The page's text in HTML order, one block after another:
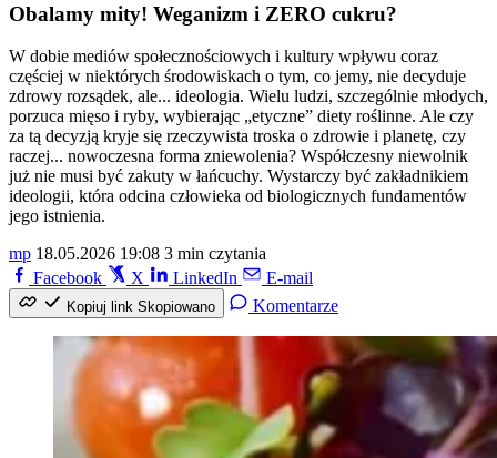
Obalamy mity! Weganizm i ZERO cukru?
W dobie mediów społecznościowych i kultury wpływu coraz
częściej w niektórych środowiskach o tym, co jemy, nie decyduje
zdrowy rozsądek, ale... ideologia. Wielu ludzi, szczególnie młodych,
porzuca mięso i ryby, wybierając „etyczne” diety roślinne. Ale czy
za tą decyzją kryje się rzeczywista troska o zdrowie i planetę, czy
raczej... nowoczesna forma zniewolenia? Współczesny niewolnik
już nie musi być zakuty w łańcuchy. Wystarczy być zakładnikiem
ideologii, która odcina człowieka od biologicznych fundamentów
jego istnienia.
mp 18.05.2026 19:08 3 min czytania
Facebook
X LinkedIn E-mail
Kopiuj link Skopiowano Komentarze